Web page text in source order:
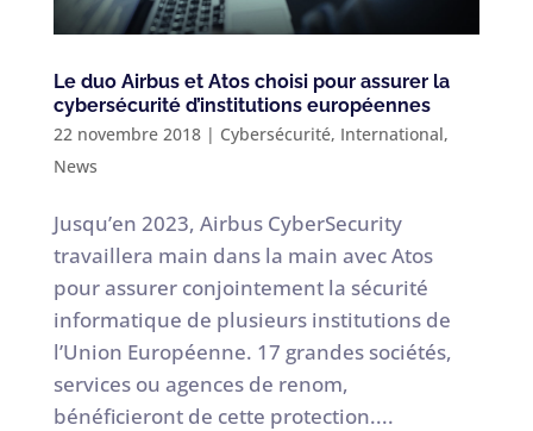
Le duo Airbus et Atos choisi pour assurer la
cybersécurité d’institutions européennes
22 novembre 2018| Cybersécurité, International,
News
Jusqu’en 2023, Airbus CyberSecurity
travaillera main dans la main avec Atos
pour assurer conjointement la sécurité
informatique de plusieurs institutions de
l’Union Européenne. 17 grandes sociétés,
services ou agences de renom,
bénéficieront de cette protection....